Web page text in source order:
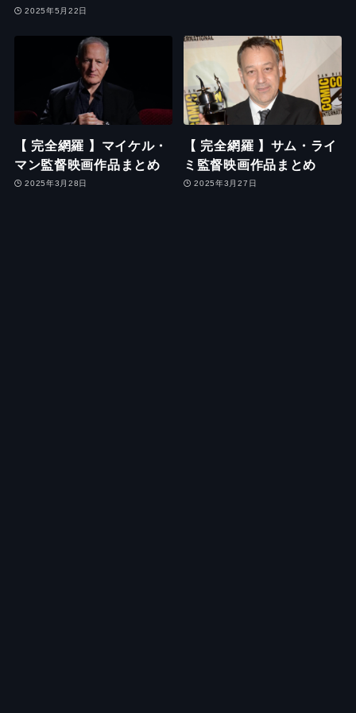
2025年5月22日
【 完全網羅 】マイケル・
マン監督映画作品まとめ
2025年3月28日
【 完全網羅 】サム・ライ
ミ監督映画作品まとめ
2025年3月27日